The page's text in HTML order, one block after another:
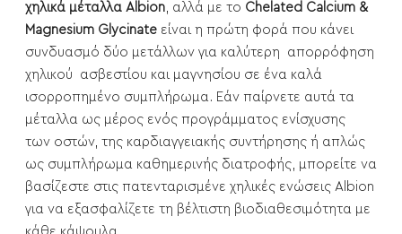
χηλικά μέταλλα Albion, αλλά με το Chelated Calcium &
Magnesium Glycinate είναι η πρώτη φορά που κάνει
συνδυασμό δύο μετάλλων για καλύτερη απορρόφηση
χηλικού ασβεστίου και μαγνησίου σε ένα καλά
ισορροπημένο συμπλήρωμα. Εάν παίρνετε αυτά τα
μέταλλα ως μέρος ενός προγράμματος ενίσχυσης
των οστών, της καρδιαγγειακής συντήρησης ή απλώς
ως συμπλήρωμα καθημερινής διατροφής, μπορείτε να
βασίζεστε στις πατενταρισμένε χηλικές ενώσεις Albion
για να εξασφαλίζετε τη βέλτιστη βιοδιαθεσιμότητα με